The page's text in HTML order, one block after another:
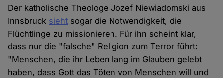
Der katholische Theologe Jozef Niewiadomski aus
Innsbruck sieht sogar die Notwendigkeit, die
Flüchtlinge zu missionieren. Für ihn scheint klar,
dass nur die "falsche" Religion zum Terror führt:
"Menschen, die ihr Leben lang im Glauben gelebt
haben, dass Gott das Töten von Menschen will und